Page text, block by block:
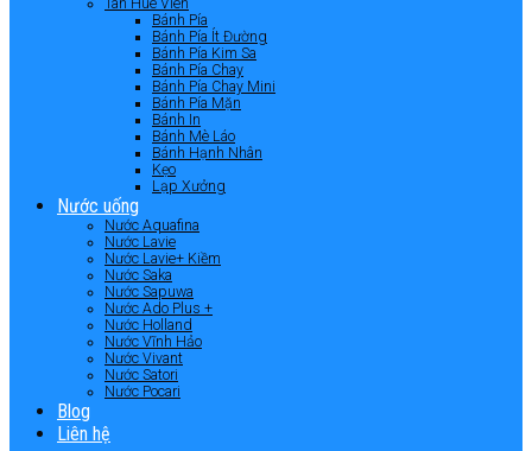
Tân Huê Viên
Bánh Pía
Bánh Pía Ít Đường
Bánh Pía Kim Sa
Bánh Pía Chay
Bánh Pía Chay Mini
Bánh Pía Mặn
Bánh In
Bánh Mè Láo
Bánh Hạnh Nhân
Kẹo
Lạp Xưởng
Nước uống
Nước Aquafina
Nước Lavie
Nước Lavie+ Kiềm
Nước Saka
Nước Sapuwa
Nước Ado Plus +
Nước Holland
Nước Vĩnh Hảo
Nước Vivant
Nước Satori
Nước Pocari
Blog
Liên hệ